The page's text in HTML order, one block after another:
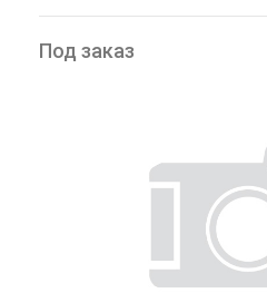
Под заказ